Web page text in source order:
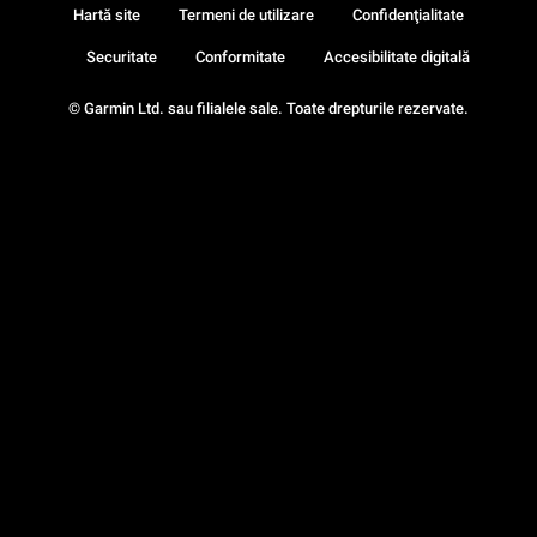
© Garmin Ltd. sau filialele sale. Toate drepturile rezervate.
Hartă site Termeni de utilizare Confidenţialitate
Securitate Conformitate Accesibilitate digitală